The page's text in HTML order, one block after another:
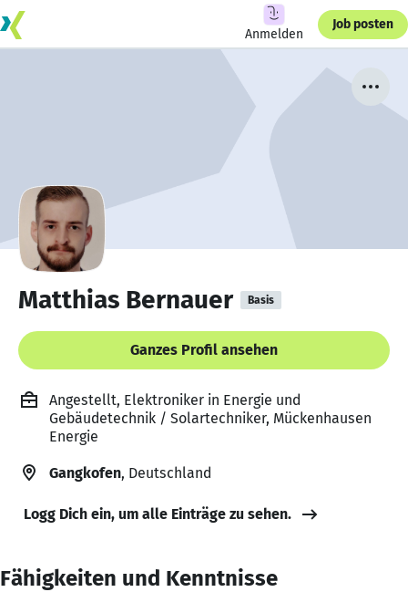
Anmelden
Job posten
Matthias Bernauer Basis
Ganzes Profil ansehen
Angestellt, Elektroniker in Energie und
Gebäudetechnik / Solartechniker, Mückenhausen
Energie
Gangkofen, Deutschland
Logg Dich ein, um alle Einträge zu sehen.
Fähigkeiten und Kenntnisse